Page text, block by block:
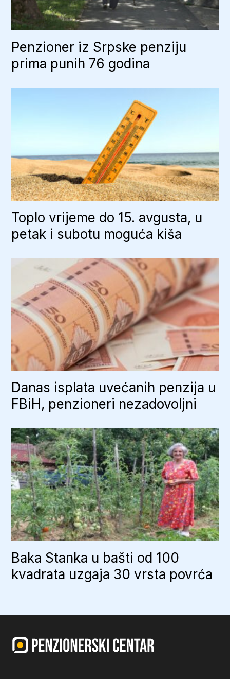
Penzioner iz Srpske penziju
prima punih 76 godina
Toplo vrijeme do 15. avgusta, u
petak i subotu moguća kiša
Danas isplata uvećanih penzija u
FBiH, penzioneri nezadovoljni
Baka Stanka u bašti od 100
kvadrata uzgaja 30 vrsta povrća